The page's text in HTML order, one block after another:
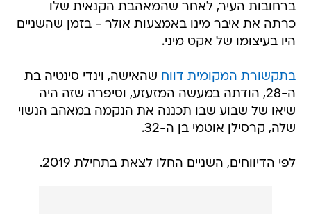
ברחובות העיר, לאחר שהמאהבת הקנאית שלו
כרתה את איבר מינו באמצעות אולר - בזמן שהשניים
היו בעיצומו של אקט מיני.
בתקשורת המקומית דווח שהאישה, וינדי סינטיה בת
ה-28, הודתה במעשה המזעזע, וסיפרה שזה היה
שיאו של שבוע שבו תכננה את הנקמה במאהב הנשוי
שלה, קרסילן אוטמי בן ה-32.
לפי הדיווחים, השניים החלו לצאת בתחילת 2019.